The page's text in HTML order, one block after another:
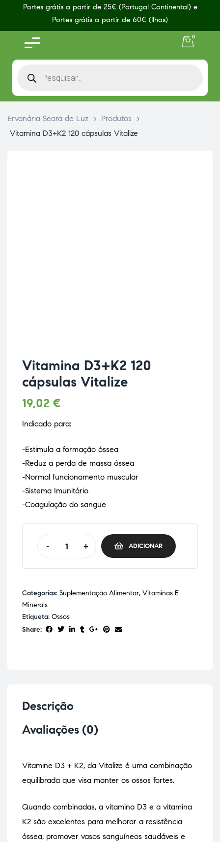
Portes grátis a partir de 25€ (Portugal Continental) e
Portes grátis a partir de 60€ (Ilhas)
0
Ervanária Seara de Luz > Produtos
>
Vitamina D3+K2 120 cápsulas Vitalize
Vitamina D3+K2 120
cápsulas Vitalize
19,02 €
Indicado para:
-Estimula a formação óssea
-Reduz a perda de massa óssea
-Normal funcionamento muscular
-Sistema Imunitário
-Coagulação do sangue
- + ADICIONAR
Categorias: Suplementação Alimentar, Vitaminas E
Minerais
Etiqueta: Ossos
Share:
Descrição
Avaliações (0)
Vitamine D3 + K2, da Vitalize é uma combinação
equilibrada que visa manter os ossos fortes.
Quando combinadas, a vitamina D3 e a vitamina
K2 são excelentes para melhorar a resistência
óssea, promover vasos sanguíneos saudáveis e